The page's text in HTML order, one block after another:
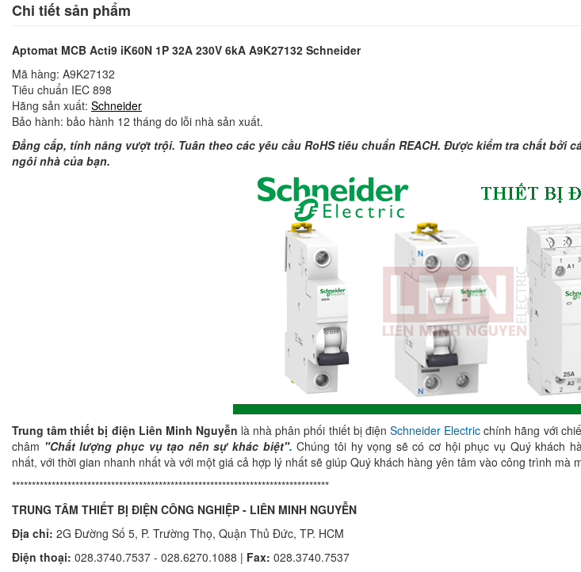
Chi tiết sản phẩm
Aptomat MCB Acti9 iK60N 1P 32A 230V 6kA A9K27132 Schneider
Mã hàng: A9K27132
Tiêu chuẩn IEC 898
Hãng sản xuất: Schneider
Bảo hành: bảo hành 12 tháng do lỗi nhà sản xuất.
Đẳng cấp, tính năng vượt trội. Tuân theo các yêu cầu RoHS tiêu chuẩn REACH. Được kiểm tra chất bởi
ngôi nhà của bạn.
Trung tâm thiết bị điện Liên Minh Nguyễn là nhà phân phối thiết bị điện Schneider Electric chính hãng với
châm "Chất lượng phục vụ tạo nên sự khác biệt". Chúng tôi hy vọng sẽ có cơ hội phục vụ Quý khách
nhất, với thời gian nhanh nhất và với một giá cả hợp lý nhất sẽ giúp Quý khách hàng yên tâm vào công trình mà
********************************************************************************
TRUNG TÂM THIẾT BỊ ĐIỆN CÔNG NGHIỆP - LIÊN MINH NGUYỄN
Địa chỉ: 2G Đường Số 5, P. Trường Thọ, Quận Thủ Đức, TP. HCM
Điện thoại: 028.3740.7537 - 028.6270.1088 | Fax: 028.3740.7537